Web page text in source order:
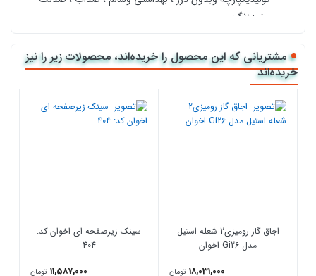
وضدزنگ
مقاوم دربرابرمحیط های اسیدی وقلیایی
مقاوم دربرابر حرارت ودمای بالا تا 212 درجه فارنهایت
غیرقابل اشتعال
مشتریانی که این محصول را خریده‌اند، محصولات زیر را نیز
خریده‌اند
اجاق گاز رومیزی2 شعله استیل
مدل Gi26 اخوان
18,031,000 تومان
سینک زیرصفحه ای اخوان کد:
404
11,587,000 تومان